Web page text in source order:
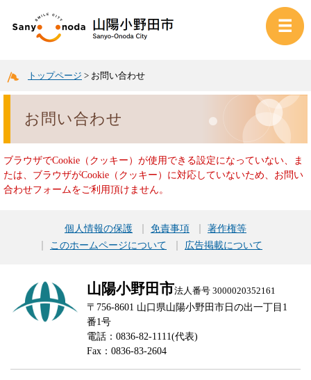
トップページ > お問い合わせ
お問い合わせ
ブラウザでCookie（クッキー）が使用できる設定になっていない、ま
たは、ブラウザがCookie（クッキー）に対応していないため、お問い
合わせフォームをご利用頂けません。
個人情報の保護 免責事項
著作権等
このホームページについて
広告掲載について
山陽小野田市法人番号 3000020352161
〒756-8601 山口県山陽小野田市日の出一丁目1
番1号
電話：0836-82-1111(代表)
Fax：0836-83-2604